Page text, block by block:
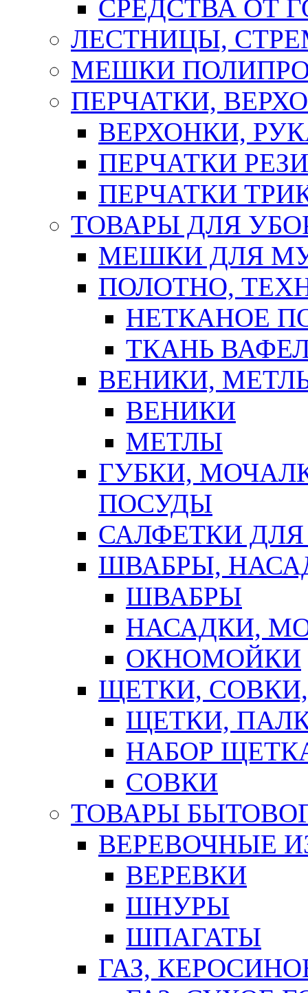
СРЕДСТВА ОТ
ЛЕСТНИЦЫ,
МЕШКИ
ПЕРЧАТКИ,
ВЕРХОНКИ,
ПЕРЧАТКИ
ПЕРЧАТКИ
ТОВАРЫ ДЛЯ
МЕШКИ ДЛЯ
ПОЛОТНО,
НЕТКАНОЕ
ТКАНЬ
ВЕНИКИ,
ВЕНИКИ
МЕТЛЫ
ГУБКИ,
ПОСУДЫ
САЛФЕТКИ
ШВАБРЫ,
ШВАБРЫ
НАСАДКИ,
ОКНОМОЙКИ
ЩЕТКИ,
ЩЕТКИ,
НАБОР
СОВКИ
ТОВАРЫ
ВЕРЕВОЧНЫЕ
ВЕРЕВКИ
ШНУРЫ
ШПАГАТЫ
ГАЗ,